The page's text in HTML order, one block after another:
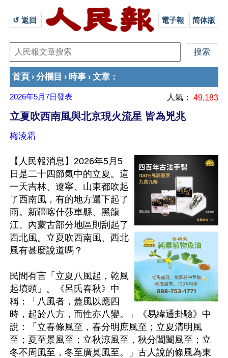
↺ 返回 電子報 简体版
首頁 › 分欄目 › 時事 › 文章 ：
2026年5月7日發表 人氣： 49,183
立夏吹西南風與北京現火流星 皆為兇兆
梅淩霜
【人民報消息】2026年5月5
日是二十四節氣中的立夏。這
一天吉林、遼寧、山東都吹起
了西南風，有的地方還下起了
雨。新疆喀什莎車縣、黑龍
江、內蒙古部分地區則刮起了
西北風。立夏吹西南風、西北
風有甚麼說道嗎？
民間有言「立夏八風起，乾風
起墳頭」。《呂氏春秋》中
稱：「八風者，蓋風以應四
時，起於八方，而性亦八變。」《易緯通卦驗》中
說：「立春條風至，春分明庶風至；立夏清明風
至；夏至景風至；立秋涼風至，秋分閶闔風至；立
冬不周風至，冬至廣莫風至。」古人說的條風為東